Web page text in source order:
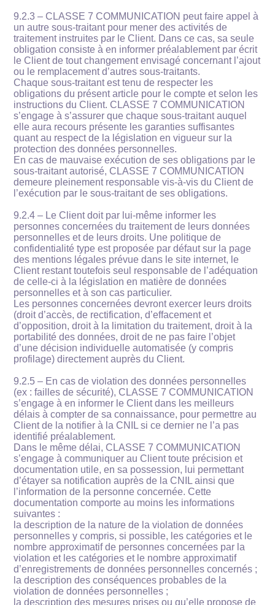
9.2.3 – CLASSE 7 COMMUNICATION peut faire appel à
un autre sous-traitant pour mener des activités de
traitement instruites par le Client. Dans ce cas, sa seule
obligation consiste à en informer préalablement par écrit
le Client de tout changement envisagé concernant l’ajout
ou le remplacement d’autres sous-traitants.
Chaque sous-traitant est tenu de respecter les
obligations du présent article pour le compte et selon les
instructions du Client. CLASSE 7 COMMUNICATION
s’engage à s’assurer que chaque sous-traitant auquel
elle aura recours présente les garanties suffisantes
quant au respect de la législation en vigueur sur la
protection des données personnelles.
En cas de mauvaise exécution de ses obligations par le
sous-traitant autorisé, CLASSE 7 COMMUNICATION
demeure pleinement responsable vis-à-vis du Client de
l’exécution par le sous-traitant de ses obligations.
9.2.4 – Le Client doit par lui-même informer les
personnes concernées du traitement de leurs données
personnelles et de leurs droits. Une politique de
confidentialité type est proposée par défaut sur la page
des mentions légales prévue dans le site internet, le
Client restant toutefois seul responsable de l’adéquation
de celle-ci à la législation en matière de données
personnelles et à son cas particulier.
Les personnes concernées devront exercer leurs droits
(droit d’accès, de rectification, d’effacement et
d’opposition, droit à la limitation du traitement, droit à la
portabilité des données, droit de ne pas faire l’objet
d’une décision individuelle automatisée (y compris
profilage) directement auprès du Client.
9.2.5 – En cas de violation des données personnelles
(ex : failles de sécurité), CLASSE 7 COMMUNICATION
s’engage à en informer le Client dans les meilleurs
délais à compter de sa connaissance, pour permettre au
Client de la notifier à la CNIL si ce dernier ne l’a pas
identifié préalablement.
Dans le même délai, CLASSE 7 COMMUNICATION
s’engage à communiquer au Client toute précision et
documentation utile, en sa possession, lui permettant
d’étayer sa notification auprès de la CNIL ainsi que
l’information de la personne concernée. Cette
documentation comporte au moins les informations
suivantes :
la description de la nature de la violation de données
personnelles y compris, si possible, les catégories et le
nombre approximatif de personnes concernées par la
violation et les catégories et le nombre approximatif
d’enregistrements de données personnelles concernés ;
la description des conséquences probables de la
violation de données personnelles ;
la description des mesures prises ou qu’elle propose de